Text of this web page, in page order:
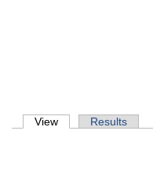
Primary tabs
View (active tab)
Results